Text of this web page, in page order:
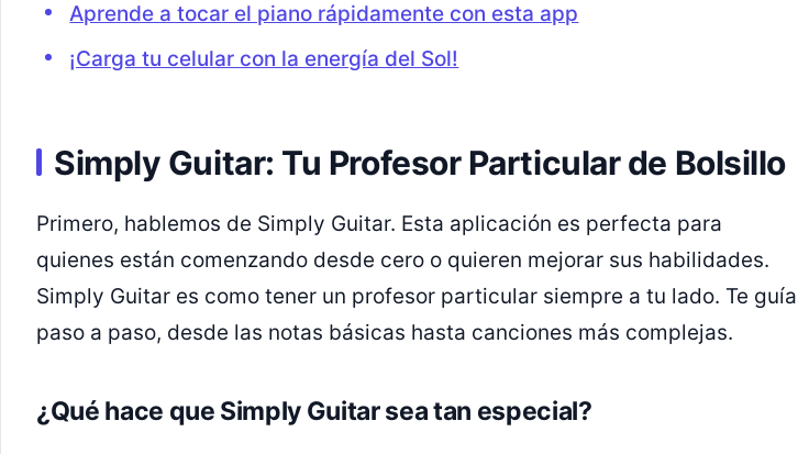
Aprende a tocar el piano rápidamente con esta app
¡Carga tu celular con la energía del Sol!
Simply Guitar: Tu Profesor Particular de Bolsillo
Primero, hablemos de Simply Guitar. Esta aplicación es perfecta para
quienes están comenzando desde cero o quieren mejorar sus habilidades.
Simply Guitar es como tener un profesor particular siempre a tu lado. Te guía
paso a paso, desde las notas básicas hasta canciones más complejas.
¿Qué hace que Simply Guitar sea tan especial?